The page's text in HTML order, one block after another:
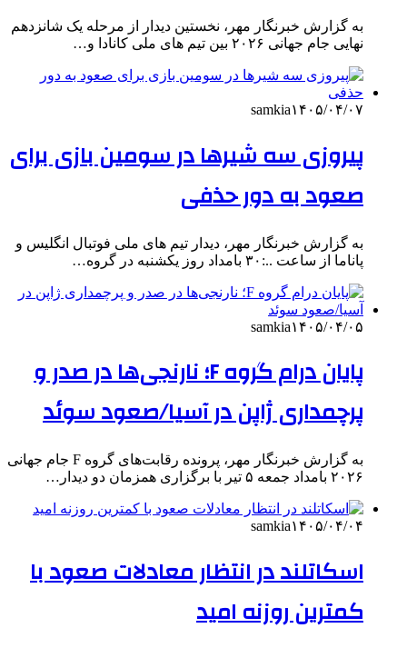
به گزارش خبرنگار مهر، نخستین دیدار از مرحله یک شانزدهم
نهایی جام جهانی ۲۰۲۶ بین تیم های ملی کانادا و…
samkia۱۴۰۵/۰۴/۰۷
پیروزی سه شیرها در سومین بازی برای
صعود به دور حذفی
به گزارش خبرنگار مهر، دیدار تیم های ملی فوتبال انگلیس و
پاناما از ساعت ..:۳۰ بامداد روز یکشنبه در گروه…
samkia۱۴۰۵/۰۴/۰۵
پایان درام گروه F؛ نارنجی‌ها در صدر و
پرچمداری ژاپن در آسیا/صعود سوئد
به گزارش خبرنگار مهر، پرونده رقابت‌های گروه F جام جهانی
۲۰۲۶ بامداد جمعه ۵ تیر با برگزاری همزمان دو دیدار…
samkia۱۴۰۵/۰۴/۰۴
اسکاتلند در انتظار معادلات صعود با
کمترین روزنه امید